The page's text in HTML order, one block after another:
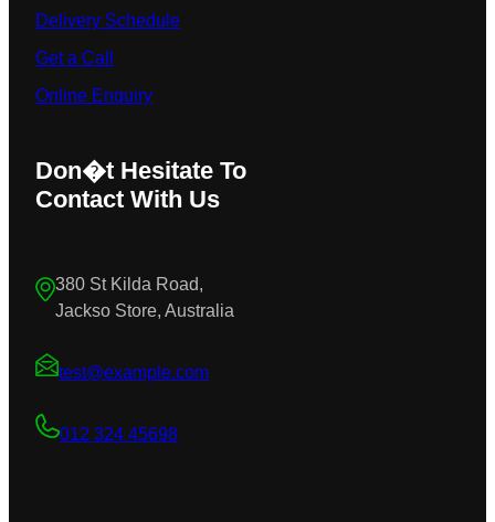
Delivery Schedule
Get a Call
Online Enquiry
Don�t Hesitate To
Contact With Us
380 St Kilda Road,
Jackso Store, Australia
test@example.com
012 324 45698